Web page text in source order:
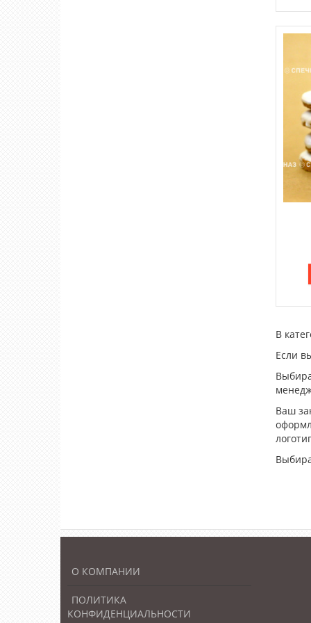
В
Если
Ваш
О КОМПАНИИ
ПОЛИТИКА
КОНФИДЕНЦИАЛЬНОСТИ